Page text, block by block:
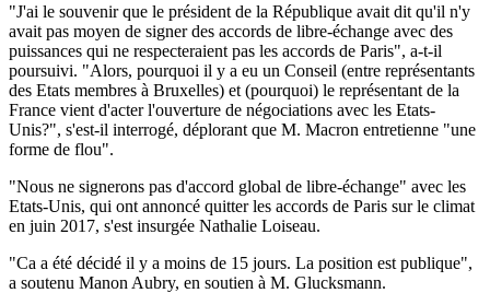
"J'ai le souvenir que le président de la République avait dit qu'il n'y
avait pas moyen de signer des accords de libre-échange avec des
puissances qui ne respecteraient pas les accords de Paris", a-t-il
poursuivi. "Alors, pourquoi il y a eu un Conseil (entre représentants
des Etats membres à Bruxelles) et (pourquoi) le représentant de la
France vient d'acter l'ouverture de négociations avec les Etats-
Unis?", s'est-il interrogé, déplorant que M. Macron entretienne "une
forme de flou".
"Nous ne signerons pas d'accord global de libre-échange" avec les
Etats-Unis, qui ont annoncé quitter les accords de Paris sur le climat
en juin 2017, s'est insurgée Nathalie Loiseau.
"Ca a été décidé il y a moins de 15 jours. La position est publique",
a soutenu Manon Aubry, en soutien à M. Glucksmann.